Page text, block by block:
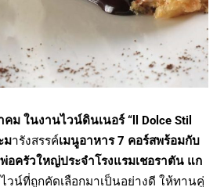
คม ในงานไวน์ดินเนอร์ “ll Dolce Stil
มารังสรรค์เมนูอาหาร 7 คอร์สพร้อมกับ
อครัวใหญ่ประจำโรงแรมเชอราตัน แก
วน์ที่ถูกคัดเลือกมาเป็นอย่างดี ให้ทานคู่